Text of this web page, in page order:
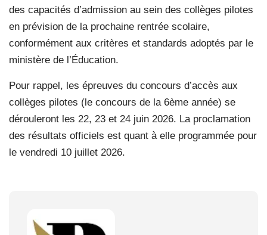
des capacités d’admission au sein des collèges pilotes
en prévision de la prochaine rentrée scolaire,
conformément aux critères et standards adoptés par le
ministère de l’Éducation.
Pour rappel, les épreuves du concours d’accès aux
collèges pilotes (le concours de la 6ème année) se
dérouleront les 22, 23 et 24 juin 2026. La proclamation
des résultats officiels est quant à elle programmée pour
le vendredi 10 juillet 2026.